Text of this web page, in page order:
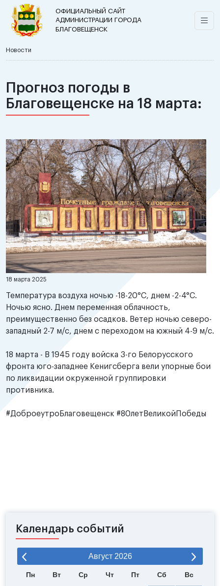
ОФИЦИАЛЬНЫЙ САЙТ
АДМИНИСТРАЦИИ ГОРОДА
БЛАГОВЕЩЕНСК
Новости
Прогноз погоды в
Благовещенске на 18 марта:
18 марта 2025
Температура воздуха ночью -18-20°С, днем -2-4°С.
Ночью ясно. Днем переменная облачность,
преимущественно без осадков. Ветер ночью северо-
западный 2-7 м/с, днем с переходом на южный 4-9 м/с.
18 марта - В 1945 году войска 3-го Белорусского
фронта юго-западнее Кенигсберга вели упорные бои
по ликвидации окруженной группировки
противника.
#ДоброеутроБлаговещенск #80летВеликойПобеды
Календарь событий
Август 2026
Пн Вт Ср Чт Пт Сб Вс